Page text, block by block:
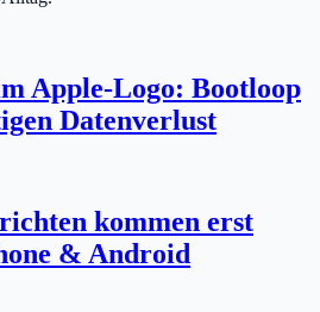
Apple-Logo: Bootloop
Datenverlust
kommen erst
& Android